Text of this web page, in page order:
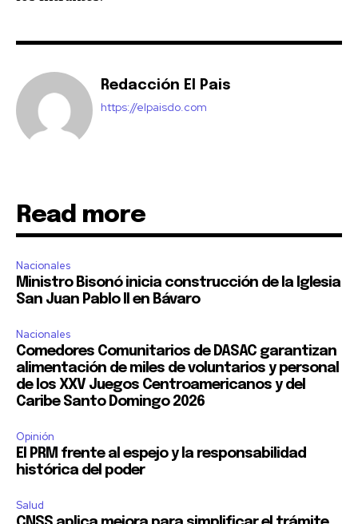
Redacción El Pais
https://elpaisdo.com
Read more
Nacionales
Ministro Bisonó inicia construcción de la Iglesia
San Juan Pablo II en Bávaro
Nacionales
Comedores Comunitarios de DASAC garantizan
alimentación de miles de voluntarios y personal
de los XXV Juegos Centroamericanos y del
Caribe Santo Domingo 2026
Opinión
El PRM frente al espejo y la responsabilidad
histórica del poder
Salud